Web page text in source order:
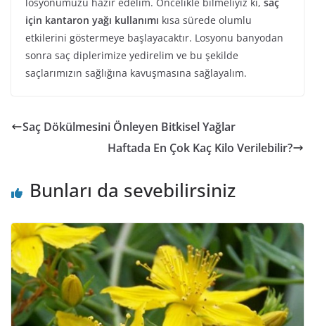
losyonumuzu hazır edelim. Öncelikle bilmeliyiz ki, saç
için kantaron yağı kullanımı kısa sürede olumlu
etkilerini göstermeye başlayacaktır. Losyonu banyodan
sonra saç diplerimize yedirelim ve bu şekilde
saçlarımızın sağlığına kavuşmasına sağlayalım.
Saç Dökülmesini Önleyen Bitkisel Yağlar
Haftada En Çok Kaç Kilo Verilebilir?
Bunları da sevebilirsiniz